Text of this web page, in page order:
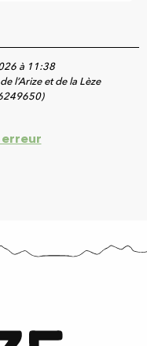
à 11:38
l’Arize et de la Lèze
)
erreur